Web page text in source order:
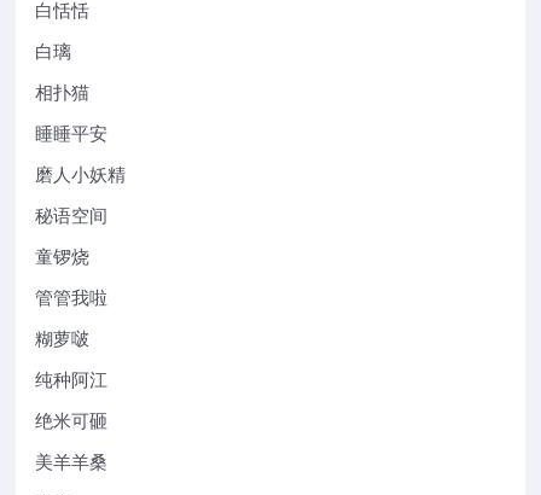
白恬恬
白璃
相扑猫
睡睡平安
磨人小妖精
秘语空间
童锣烧
管管我啦
糊萝啵
纯种阿江
绝米可砸
美羊羊桑